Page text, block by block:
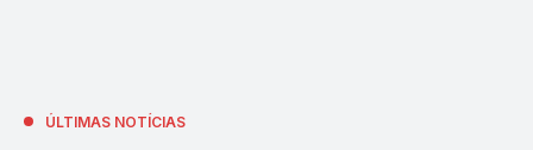
ÚLTIMAS NOTÍCIAS